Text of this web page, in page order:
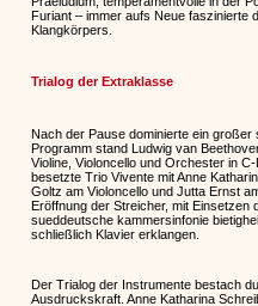
Furiant – immer aufs Neue faszinierte
Klangkörpers.
Trialog der Extraklasse
Nach der Pause dominierte ein
Programm stand Ludwig van
Violine, Violoncello und Orchester in
besetzte Trio Vivente mit Anne
Goltz am Violoncello und Jutta Ernst
Eröffnung der Streicher, mit Einsetzen
sueddeutsche kammersinfonie
schließlich Klavier erklangen.
Der Trialog der Instrumente bestach
Ausdruckskraft. Anne Katharina